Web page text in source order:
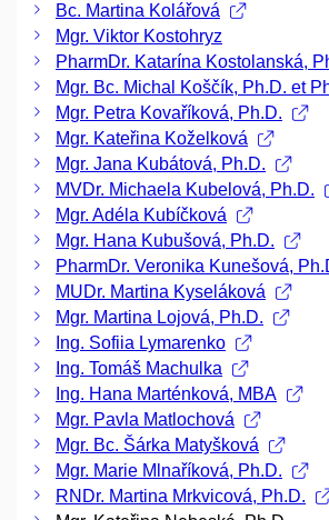
Bc. Martina Kolářová
Mgr. Viktor Kostohryz
PharmDr. Katarína Kostolanská,
Mgr. Bc. Michal Koščík, Ph.D. et
Mgr. Petra Kovaříková, Ph.D.
Mgr. Kateřina Koželková
Mgr. Jana Kubátová, Ph.D.
MVDr. Michaela Kubelová, Ph.D.
Mgr. Adéla Kubíčková
Mgr. Hana Kubušová, Ph.D.
PharmDr. Veronika Kunešová,
MUDr. Martina Kyseláková
Mgr. Martina Lojová, Ph.D.
Ing. Sofiia Lymarenko
Ing. Tomáš Machulka
Ing. Hana Marténková, MBA
Mgr. Pavla Matlochová
Mgr. Bc. Šárka Matyšková
Mgr. Marie Mlnaříková, Ph.D.
RNDr. Martina Mrkvicová, Ph.D.